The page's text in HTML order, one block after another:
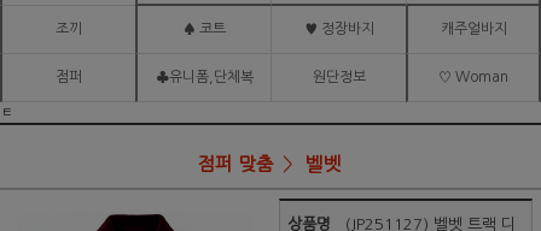
조끼 ♠ 코트 ♥ 정장바지 캐주얼바지
점퍼 ♣유니폼,단체복 원단정보 ♡ Woman
ㅌ
점퍼 맞춤 벨벳
상품명 (JP251127) 벨벳 트랙 디